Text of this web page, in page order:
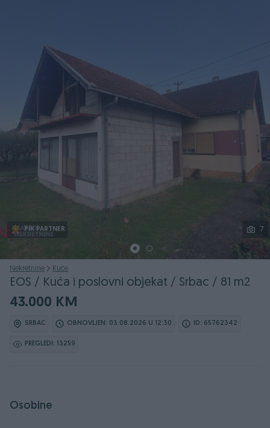
PIK PARTNER 7
Nekretnine Kuće
EOS / Kuća i poslovni objekat / Srbac / 81 m2
43.000 KM
SRBAC OBNOVLJEN: 03.08.2026 U 12:30 ID: 65762342
PREGLEDI: 13259
Osobine